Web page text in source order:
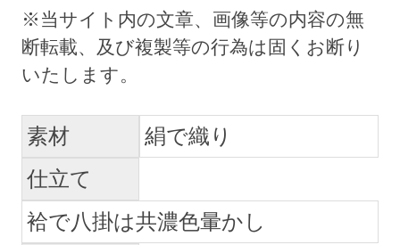
素材
絹で織り
仕立て
袷で八掛は共濃色暈かし